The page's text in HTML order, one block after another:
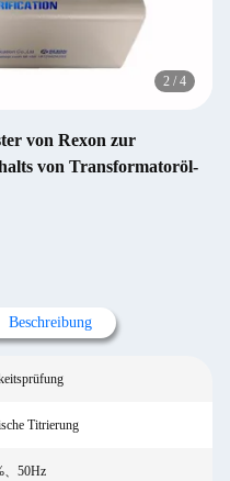
2 / 4
von Rexon zur
von Transformatoröl-
Beschreibung
Titrierung
、50Hz